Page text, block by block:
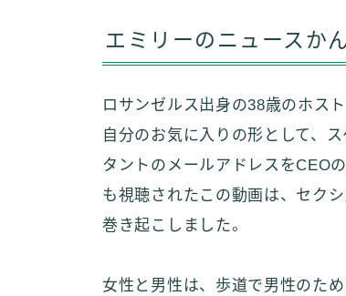
エミリーのニュースか
ロサンゼルス出身の38歳のホス
自分のお気に入りの形として、
タントのメールアドレスをCEO
も視聴されたこの動画は、セク
巻き起こしました。
女性と男性は、歩道で男性のた